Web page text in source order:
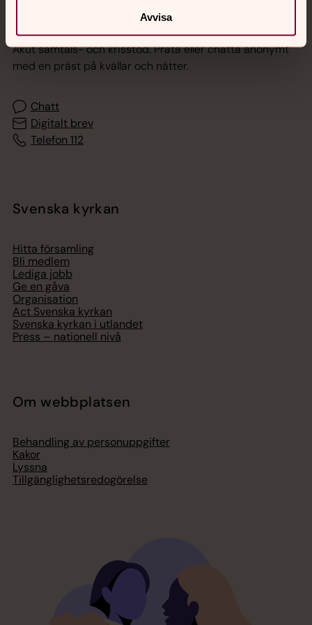
Avvisa
Jourhavande präst
Akut samtals- och krisstöd. Prata eller chatta anonymt
med en präst på kvällar och nätter.
Chatt
Digitalt brev
Telefon 112
Svenska kyrkan
Hitta församling
Bli medlem
Lediga jobb
Ge en gåva
Organisation
Act Svenska kyrkan
Svenska kyrkan i utlandet
Press – nationell nivå
Om webbplatsen
Behandling av personuppgifter
Kakor
Lyssna
Tillgänglighetsredogörelse